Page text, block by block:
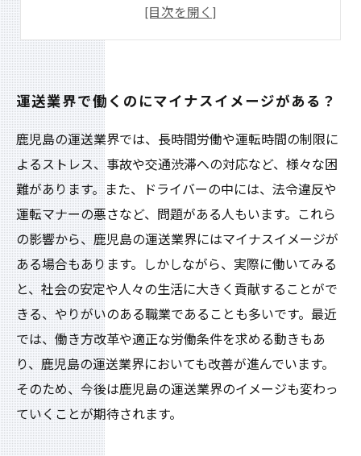
運送業界での働き方の多様性を知ろう
運送業界で働くことの将来性とは？
運送業界で働くのにマイナスイメージがある？
鹿児島の運送業界では、長時間労働や運転時間の制限に
よるストレス、事故や交通渋滞への対応など、様々な困
難があります。また、ドライバーの中には、法令違反や
運転マナーの悪さなど、問題がある人もいます。これら
の影響から、鹿児島の運送業界にはマイナスイメージが
ある場合もあります。しかしながら、実際に働いてみる
と、社会の安定や人々の生活に大きく貢献することがで
きる、やりがいのある職業であることも多いです。最近
では、働き方改革や適正な労働条件を求める動きもあ
り、鹿児島の運送業界においても改善が進んでいます。
そのため、今後は鹿児島の運送業界のイメージも変わっ
ていくことが期待されます。